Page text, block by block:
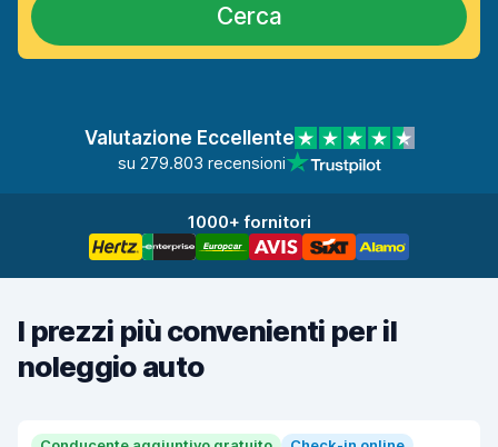
Cerca
Valutazione Eccellente
su 279.803 recensioni
1000+ fornitori
I prezzi più convenienti per il
noleggio auto